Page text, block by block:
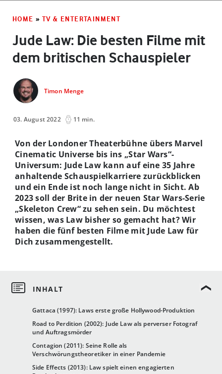
HOME » TV & ENTERTAINMENT
Jude Law: Die besten Filme mit
dem britischen Schauspieler
Timon Menge
03. August 2022 11 min.
Gattaca (1997): Laws erste große Hollywood-Produktion
Road to Perdition (2002): Jude Law als perverser Fotograf
und Auftragsmörder
Contagion (2011): Seine Rolle als
Verschwörungstheoretiker in einer Pandemie
Side Effects (2013): Law spielt einen engagierten
Von der Londoner Theaterbühne übers Marvel
Cinematic Universe bis ins „Star Wars“-
Universum: Jude Law kann auf eine 35 Jahre
anhaltende Schauspielkarriere zurückblicken
und ein Ende ist noch lange nicht in Sicht. Ab
2023 soll der Brite in der neuen Star Wars-Serie
„Skeleton Crew“ zu sehen sein. Du möchtest
wissen, was Law bisher so gemacht hat? Wir
haben die fünf besten Filme mit Jude Law für
Dich zusammengestellt.